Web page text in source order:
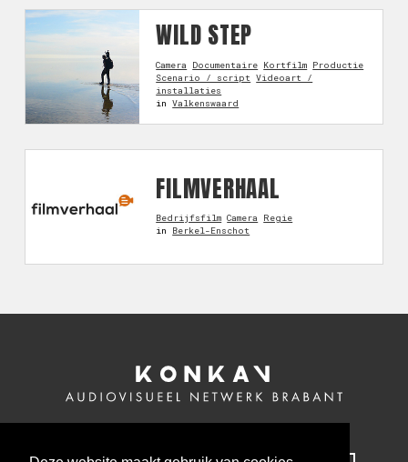
WILD STEP
Camera Documentaire Kortfilm Productie
Scenario / script Videoart /
installaties
inValkenswaard
FILMVERHAAL
Bedrijfsfilm Camera
Regie
in Berkel-Enschot